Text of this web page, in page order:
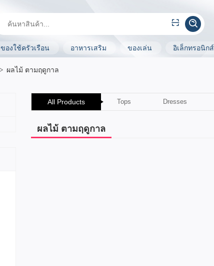
ของใช้ครัวเรือน อาหารเสริม ของเล่น อิเล็กทรอนิกส์
ผลไม้ ตามฤดูกาล
All Products Tops Dresses
ผลไม้ ตามฤดูกาล